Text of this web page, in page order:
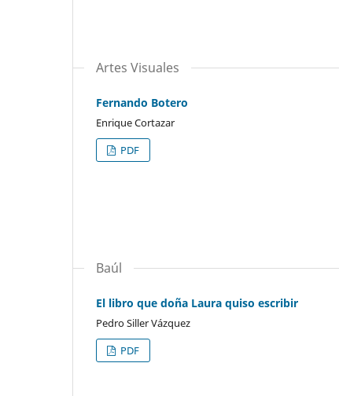
Artes Visuales
Fernando Botero
Enrique Cortazar
PDF
Baúl
El libro que doña Laura quiso escribir
Pedro Siller Vázquez
PDF